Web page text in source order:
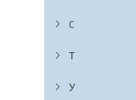
C
Т
У